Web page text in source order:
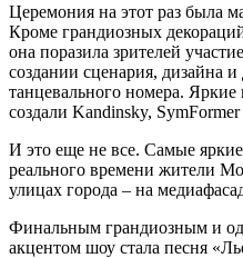
Церемония на этот раз была
Кроме грандиозных
она поразила зрителей
создании сценария, дизайна
танцевального номера.
создали Kandinsky,
И это еще не все. Самые
реального времени жители
улицах города – на
Финальным грандиозным и
акцентом шоу стала песня